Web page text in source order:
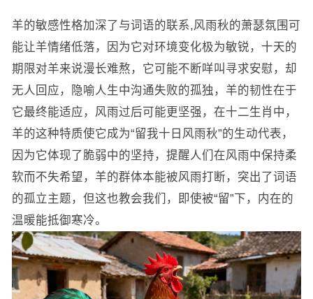
羊的敏感性格加深了与词语的联系,风雨秋的萧瑟氛围可
能让羊情绪低落，因为它对环境变化极为敏锐，十天的
期限对羊来说漫长难熬，它可能不断咩叫寻求安慰，却
无人回应，隐喻人生中沟通失败的孤独，羊的韧性在于
它最终能适应，风雨过后可能更坚强，在十二生肖中，
羊的这种特质使它成为“留我十日风雨秋”的生动代表，
因为它体现了脆弱中的坚持，提醒人们在风雨中保持柔
软而不失希望，羊的群体本能被风雨打断，突出了词语
的孤立主题，但这也教会我们，即使被“留”下，内在的
温暖能抵御寒冷。